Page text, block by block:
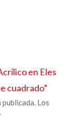
en Eles
cuadrado”
Los